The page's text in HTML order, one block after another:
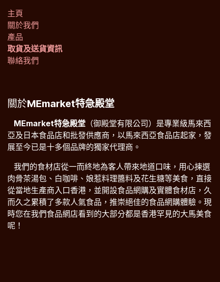
主頁
關於我們
產品
取貨及送貨資訊
聯絡我們
關於MEmarket特急殿堂
​​MEmarket特急殿堂 （御殿堂有限公司）是專業級馬來西
亞及日本食品店和批發供應商，以馬來西亞食品店起家，發
展至今已是十多個品牌的獨家代理商。
​我們的食材店從一而終地為客人帶來地道口味，用心揀選
肉骨茶湯包、白咖啡、娘惹料理醬料及花生糖等美食，直接
從當地生產商入口香港，並開設食品網購及實體食材店，久
而久之累積了多款人氣食品，推崇絕佳的食品網購體驗。現
時您在我們食品網店看到的大部分都是香港罕見的大馬美食
呢！